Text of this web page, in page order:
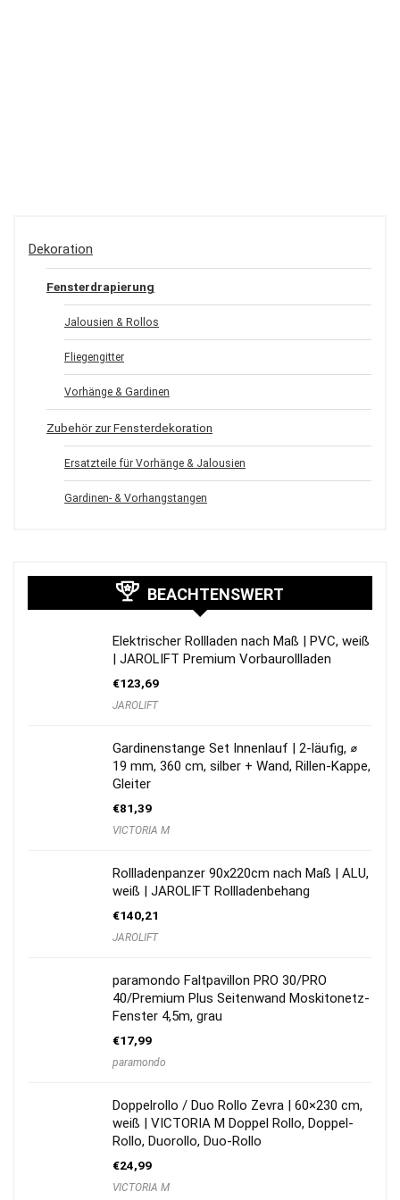
Dekoration
Fensterdrapierung
Jalousien & Rollos
Fliegengitter
Vorhänge & Gardinen
Zubehör zur Fensterdekoration
Ersatzteile für Vorhänge & Jalousien
Gardinen- & Vorhangstangen
BEACHTENSWERT
Elektrischer Rollladen nach Maß | PVC, weiß
| JAROLIFT Premium Vorbaurollladen
€123,69
JAROLIFT
Gardinenstange Set Innenlauf | 2-läufig, ⌀
19 mm, 360 cm, silber + Wand, Rillen-Kappe,
Gleiter
€81,39
VICTORIA M
Rollladenpanzer 90x220cm nach Maß | ALU,
weiß | JAROLIFT Rollladenbehang
€140,21
JAROLIFT
paramondo Faltpavillon PRO 30/PRO
40/Premium Plus Seitenwand Moskitonetz-
Fenster 4,5m, grau
€17,99
paramondo
Doppelrollo / Duo Rollo Zevra | 60×230 cm,
weiß | VICTORIA M Doppel Rollo, Doppel-
Rollo, Duorollo, Duo-Rollo
€24,99
VICTORIA M